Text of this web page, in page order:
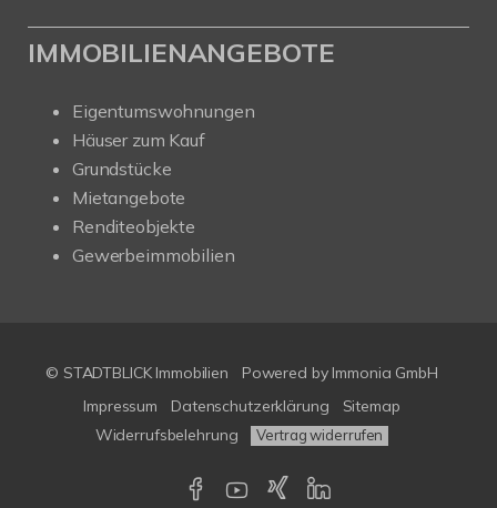
IMMOBILIENANGEBOTE
Eigentumswohnungen
Häuser zum Kauf
Grundstücke
Mietangebote
Renditeobjekte
Gewerbeimmobilien
© STADTBLICK Immobilien Powered by Immonia GmbH
Impressum
Datenschutzerklärung
Sitemap
Widerrufsbelehrung
Vertrag widerrufen